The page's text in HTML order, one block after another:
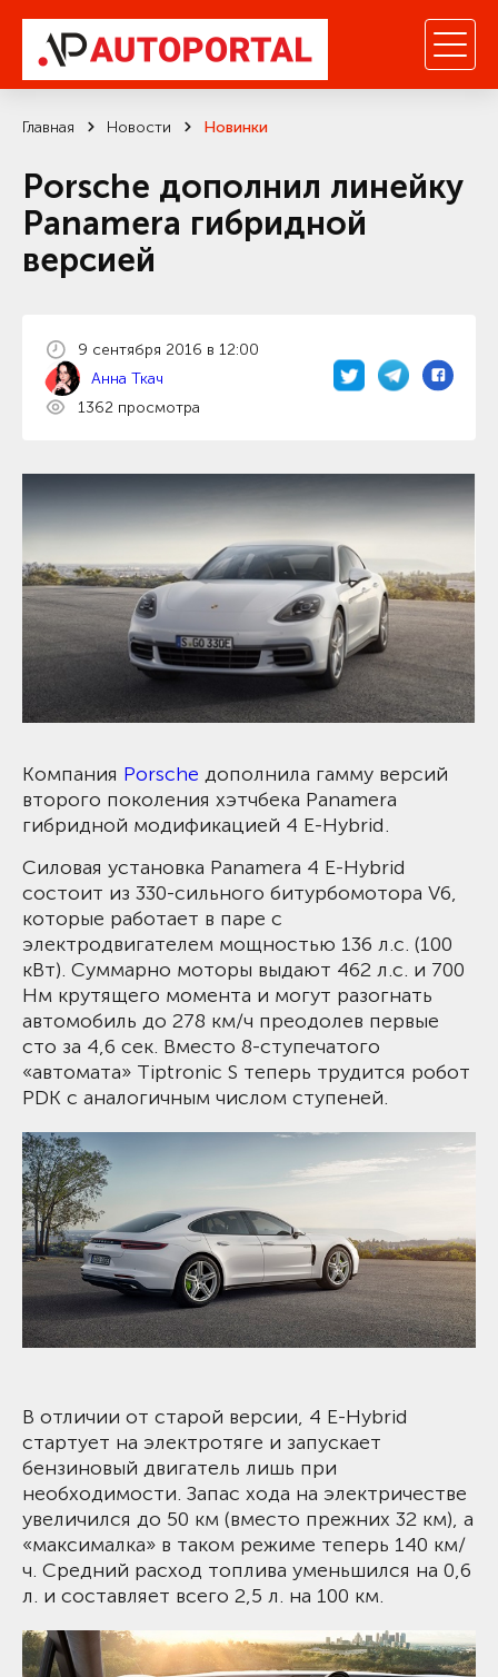
Главная Новости Новинки
Porsche дополнил линейку
Panamera гибридной
версией
9 сентября 2016 в 12:00
Анна Ткач
1362 просмотра
Компания Porsche дополнила гамму версий
второго поколения хэтчбека Panamera
гибридной модификацией 4 E-Hybrid.
Силовая установка Panamera 4 E-Hybrid
состоит из 330-сильного битурбомотора V6,
которые работает в паре с
электродвигателем мощностью 136 л.с. (100
кВт). Суммарно моторы выдают 462 л.с. и 700
Нм крутящего момента и могут разогнать
автомобиль до 278 км/ч преодолев первые
сто за 4,6 сек. Вместо 8-ступечатого
«автомата» Tiptronic S теперь трудится робот
PDK с аналогичным числом ступеней.
В отличии от старой версии, 4 E-Hybrid
стартует на электротяге и запускает
бензиновый двигатель лишь при
необходимости. Запас хода на электричестве
увеличился до 50 км (вместо прежних 32 км), а
«максималка» в таком режиме теперь 140 км/
ч. Средний расход топлива уменьшился на 0,6
л. и составляет всего 2,5 л. на 100 км.